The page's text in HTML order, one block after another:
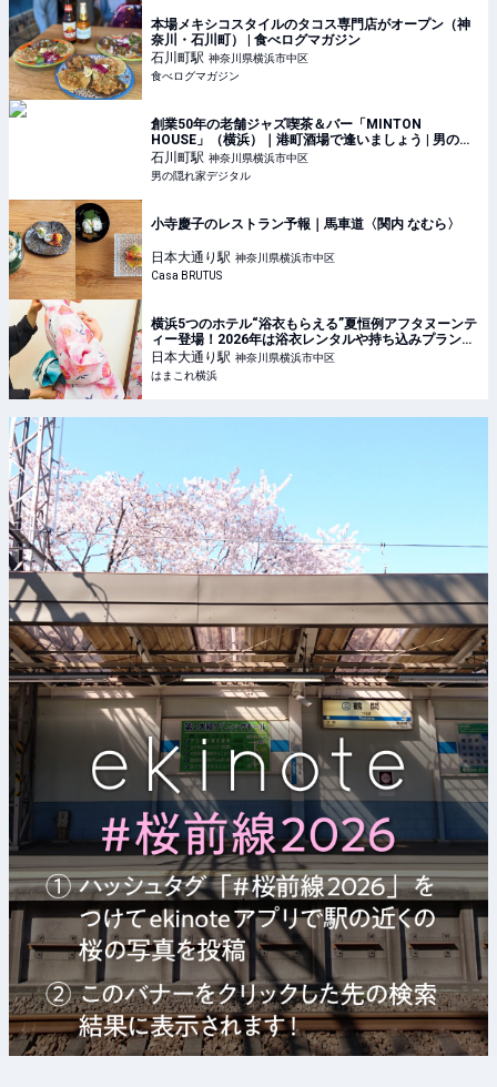
本場メキシコスタイルのタコス専門店がオープン（神
奈川・石川町） | 食べログマガジン
石川町駅 神奈川県横浜市中区
食べログマガジン
創業50年の老舗ジャズ喫茶＆バー「MINTON
HOUSE」（横浜）｜港町酒場で逢いましょう | 男の隠
れ家デジタル
石川町駅 神奈川県横浜市中区
男の隠れ家デジタル
小寺慶子のレストラン予報｜馬車道〈関内 なむら〉
日本大通り駅 神奈川県横浜市中区
Casa BRUTUS
横浜5つのホテル“浴衣もらえる”夏恒例アフタヌーンテ
ィー登場！2026年は浴衣レンタルや持ち込みプランも
| はまこれ横浜
日本大通り駅 神奈川県横浜市中区
はまこれ横浜